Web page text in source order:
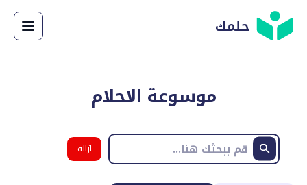
حلمك
موسوعة الاحلام
ازالة
البحث